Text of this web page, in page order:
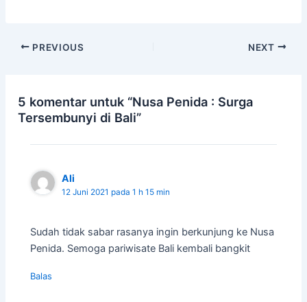
Post
PREVIOUS NEXT
5 komentar untuk “Nusa Penida : Surga
Tersembunyi di Bali”
Ali
12 Juni 2021 pada 1 h 15 min
Sudah tidak sabar rasanya ingin berkunjung ke Nusa
Penida. Semoga pariwisate Bali kembali bangkit
Balas